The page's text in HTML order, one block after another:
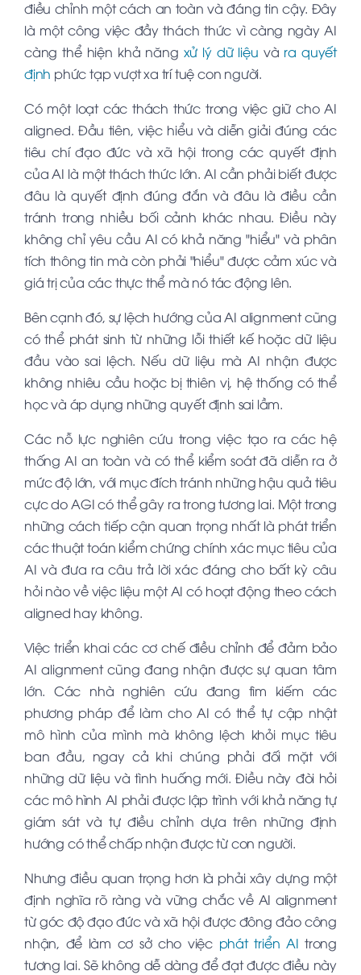
điều chỉnh một cách an toàn và đáng tin cậy. Đây
là một công việc đầy thách thức vì càng ngày AI
càng thể hiện khả năng xử lý dữ liệu và ra quyết
định phức tạp vượt xa trí tuệ con người.
Có một loạt các thách thức trong việc giữ cho AI
aligned. Đầu tiên, việc hiểu và diễn giải đúng các
tiêu chí đạo đức và xã hội trong các quyết định
của AI là một thách thức lớn. AI cần phải biết được
đâu là quyết định đúng đắn và đâu là điều cần
tránh trong nhiều bối cảnh khác nhau. Điều này
không chỉ yêu cầu AI có khả năng "hiểu" và phân
tích thông tin mà còn phải "hiểu" được cảm xúc và
giá trị của các thực thể mà nó tác động lên.
Bên cạnh đó, sự lệch hướng của AI alignment cũng
có thể phát sinh từ những lỗi thiết kế hoặc dữ liệu
đầu vào sai lệch. Nếu dữ liệu mà AI nhận được
không nhiêu cầu hoặc bị thiên vị, hệ thống có thể
học và áp dụng những quyết định sai lầm.
Các nỗ lực nghiên cứu trong việc tạo ra các hệ
thống AI an toàn và có thể kiểm soát đã diễn ra ở
mức độ lớn, với mục đích tránh những hậu quả tiêu
cực do AGI có thể gây ra trong tương lai. Một trong
những cách tiếp cận quan trọng nhất là phát triển
các thuật toán kiểm chứng chính xác mục tiêu của
AI và đưa ra câu trả lời xác đáng cho bất kỳ câu
hỏi nào về việc liệu một AI có hoạt động theo cách
aligned hay không.
Việc triển khai các cơ chế điều chỉnh để đảm bảo
AI alignment cũng đang nhận được sự quan tâm
lớn. Các nhà nghiên cứu đang tìm kiếm các
phương pháp để làm cho AI có thể tự cập nhật
mô hình của mình mà không lệch khỏi mục tiêu
ban đầu, ngay cả khi chúng phải đối mặt với
những dữ liệu và tình huống mới. Điều này đòi hỏi
các mô hình AI phải được lập trình với khả năng tự
giám sát và tự điều chỉnh dựa trên những định
hướng có thể chấp nhận được từ con người.
Nhưng điều quan trọng hơn là phải xây dựng một
định nghĩa rõ ràng và vững chắc về AI alignment
từ góc độ đạo đức và xã hội được đông đảo công
nhận, để làm cơ sở cho việc phát triển AI trong
tương lai. Sẽ không dễ dàng để đạt được điều này